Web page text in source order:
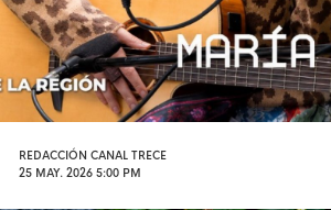
REDACCIÓN CANAL TRECE
25 MAY. 2026 5:00 PM